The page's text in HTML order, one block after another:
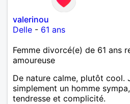
valerinou
Delle - 61 ans
Femme divorcé(e) de 61 ans
amoureuse
De nature calme, plutôt cool.
simplement un homme
tendresse et complicité.